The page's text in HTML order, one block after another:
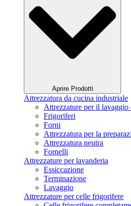
Aprire Prodotti
Attrezzatura da cucina industriale
Attrezzature per il lavaggio
Frigoriferi
Forni
Attrezzatura per la
Attrezzatura neutra
Fornelli
Attrezzature per lavanderia
Essiccazione
Terminazione
Lavaggio
Attrezzature per celle frigorifere